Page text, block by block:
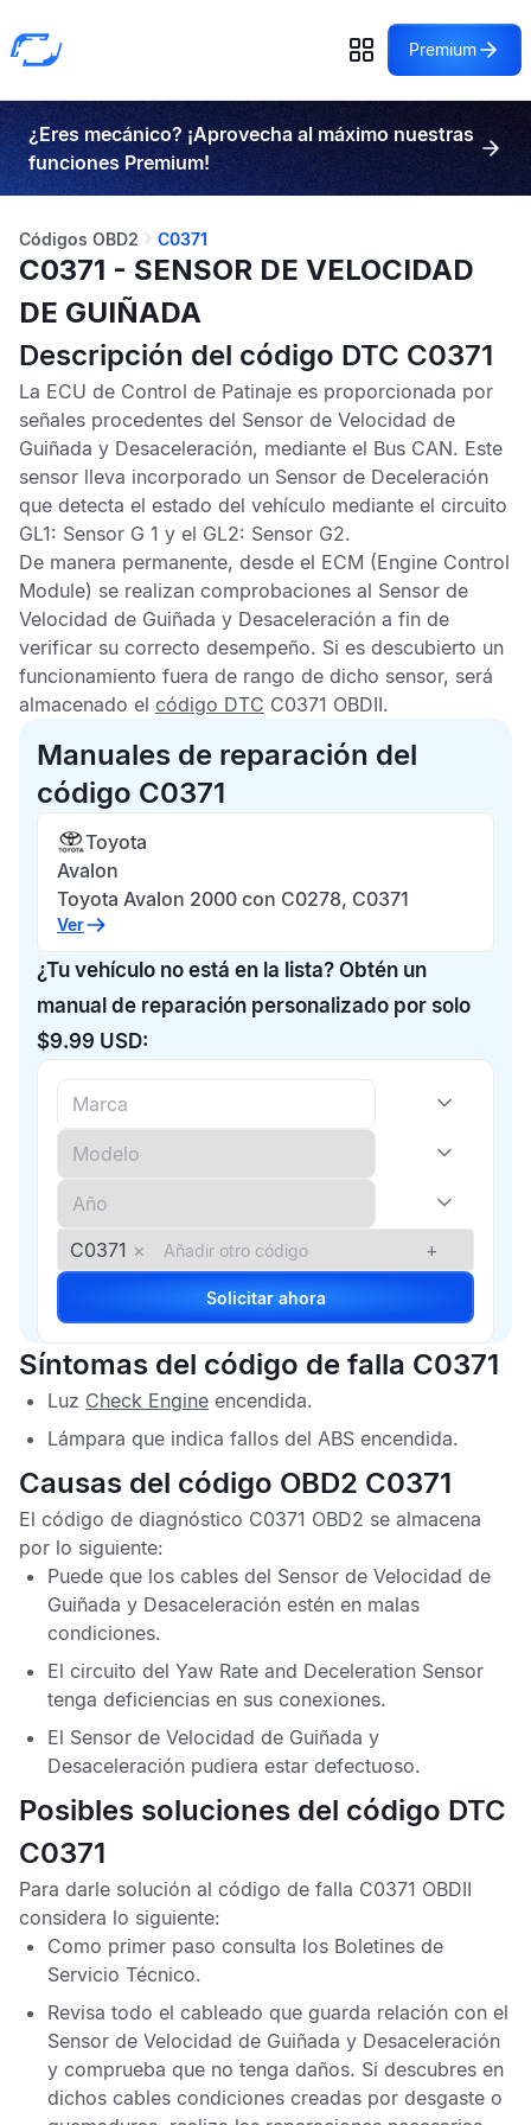
Premium
¿Eres mecánico? ¡Aprovecha al máximo nuestras
funciones Premium!
Códigos OBD2 C0371
C0371 - SENSOR DE VELOCIDAD
DE GUIÑADA
Descripción del código DTC C0371
La ECU de Control de Patinaje es proporcionada por
señales procedentes del Sensor de Velocidad de
Guiñada y Desaceleración, mediante el Bus CAN. Este
sensor lleva incorporado un Sensor de Deceleración
que detecta el estado del vehículo mediante el circuito
GL1: Sensor G 1 y el GL2: Sensor G2.
De manera permanente, desde el ECM (Engine Control
Module) se realizan comprobaciones al Sensor de
Velocidad de Guiñada y Desaceleración a fin de
verificar su correcto desempeño. Si es descubierto un
funcionamiento fuera de rango de dicho sensor, será
almacenado el código DTC C0371 OBDII.
Manuales de reparación del
código C0371
Toyota
Avalon
Toyota Avalon 2000 con C0278, C0371
Ver
¿Tu vehículo no está en la lista? Obtén un
manual de reparación personalizado por solo
$9.99 USD:
C0371 × +
Solicitar ahora
Síntomas del código de falla C0371
Luz Check Engine encendida.
Lámpara que indica fallos del ABS encendida.
Causas del código OBD2 C0371
El código de diagnóstico C0371 OBD2 se almacena
por lo siguiente:
Puede que los cables del Sensor de Velocidad de
Guiñada y Desaceleración estén en malas
condiciones.
El circuito del Yaw Rate and Deceleration Sensor
tenga deficiencias en sus conexiones.
El Sensor de Velocidad de Guiñada y
Desaceleración pudiera estar defectuoso.
Posibles soluciones del código DTC
C0371
Para darle solución al código de falla C0371 OBDII
considera lo siguiente:
Como primer paso consulta los Boletines de
Servicio Técnico.
Revisa todo el cableado que guarda relación con el
Sensor de Velocidad de Guiñada y Desaceleración
y comprueba que no tenga daños. Si descubres en
dichos cables condiciones creadas por desgaste o